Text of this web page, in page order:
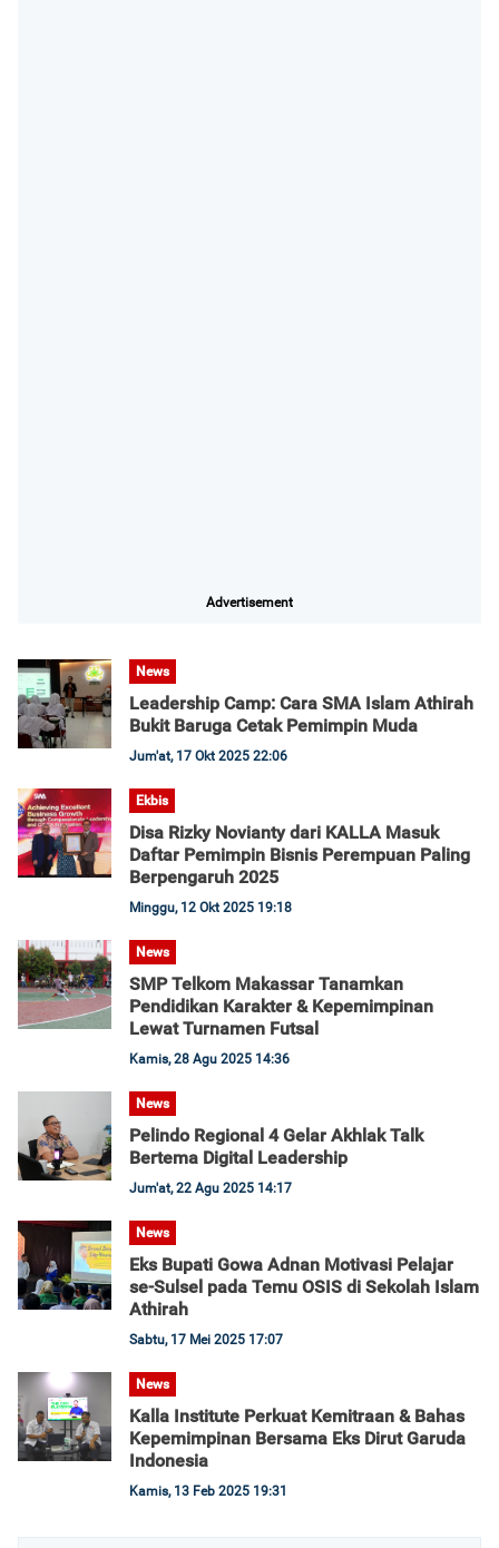
Advertisement
News
Leadership Camp: Cara SMA Islam Athirah
Bukit Baruga Cetak Pemimpin Muda
Jum'at, 17 Okt 2025 22:06
Ekbis
Disa Rizky Novianty dari KALLA Masuk
Daftar Pemimpin Bisnis Perempuan Paling
Berpengaruh 2025
Minggu, 12 Okt 2025 19:18
News
SMP Telkom Makassar Tanamkan
Pendidikan Karakter & Kepemimpinan
Lewat Turnamen Futsal
Kamis, 28 Agu 2025 14:36
News
Pelindo Regional 4 Gelar Akhlak Talk
Bertema Digital Leadership
Jum'at, 22 Agu 2025 14:17
News
Eks Bupati Gowa Adnan Motivasi Pelajar
se-Sulsel pada Temu OSIS di Sekolah Islam
Athirah
Sabtu, 17 Mei 2025 17:07
News
Kalla Institute Perkuat Kemitraan & Bahas
Kepemimpinan Bersama Eks Dirut Garuda
Indonesia
Kamis, 13 Feb 2025 19:31